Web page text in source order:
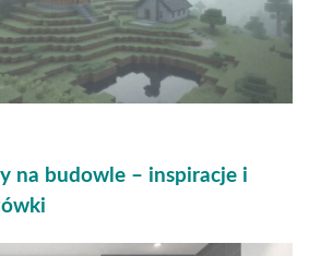
na budowle – inspiracje i